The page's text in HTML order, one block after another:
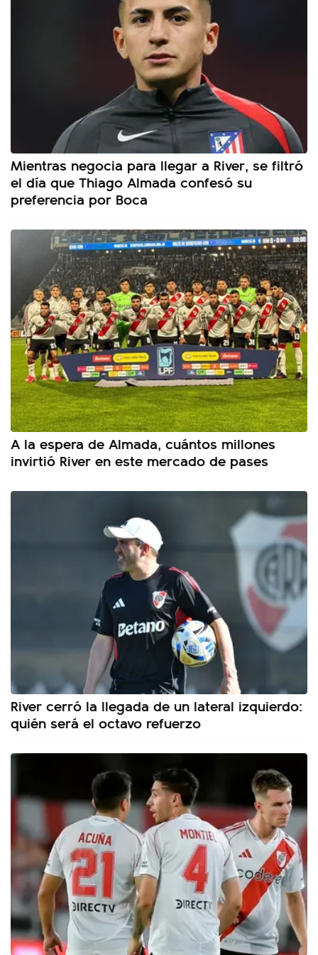
Mientras negocia para llegar a River, se filtró
el día que Thiago Almada confesó su
preferencia por Boca
A la espera de Almada, cuántos millones
invirtió River en este mercado de pases
River cerró la llegada de un lateral izquierdo:
quién será el octavo refuerzo